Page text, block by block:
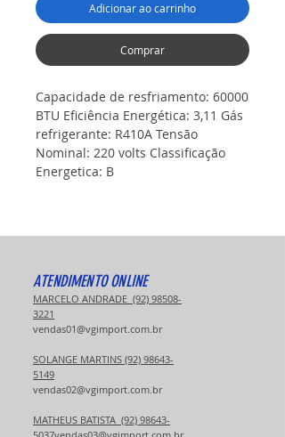
Adicionar ao carrinho
Comprar
Capacidade de resfriamento: 60000
BTU Eficiência Energética: 3,11 Gás
refrigerante: R410A Tensão
Nominal: 220 volts Classificação
Energetica: B
ATENDIMENTO ONLINE
MARCELO ANDRADE (92) 98508-
3221
vendas01@vgimport.com.br
SOLANGE MARTINS (92) 98643-
5149
vendas02@vgimport.com.br
MATHEUS BATISTA (92) 98643-